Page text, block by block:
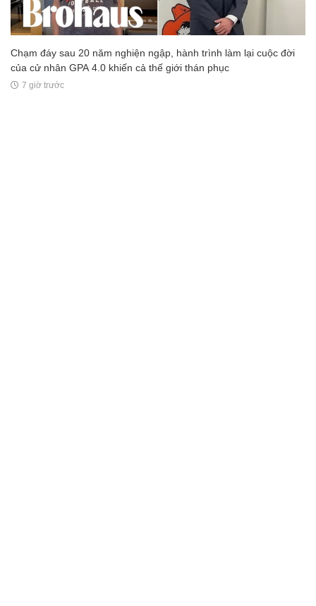
Chạm đáy sau 20 năm nghiện ngập, hành trình làm lại cuộc đời
của cử nhân GPA 4.0 khiến cả thế giới thán phục
7 giờ trước